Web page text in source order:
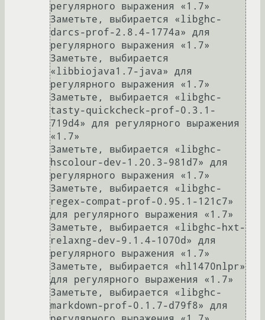
регулярного выражения «1.7»
Заметьте, выбирается «libghc-
darcs-prof-2.8.4-1774a» для
регулярного выражения «1.7»
Заметьте, выбирается
«libbiojava1.7-java» для
регулярного выражения «1.7»
Заметьте, выбирается «libghc-
tasty-quickcheck-prof-0.3.1-
719d4» для регулярного выражения
«1.7»
Заметьте, выбирается «libghc-
hscolour-dev-1.20.3-981d7» для
регулярного выражения «1.7»
Заметьте, выбирается «libghc-
regex-compat-prof-0.95.1-121c7»
для регулярного выражения «1.7»
Заметьте, выбирается «libghc-hxt-
relaxng-dev-9.1.4-1070d» для
регулярного выражения «1.7»
Заметьте, выбирается «hl1470nlpr»
для регулярного выражения «1.7»
Заметьте, выбирается «libghc-
markdown-prof-0.1.7-d79f8» для